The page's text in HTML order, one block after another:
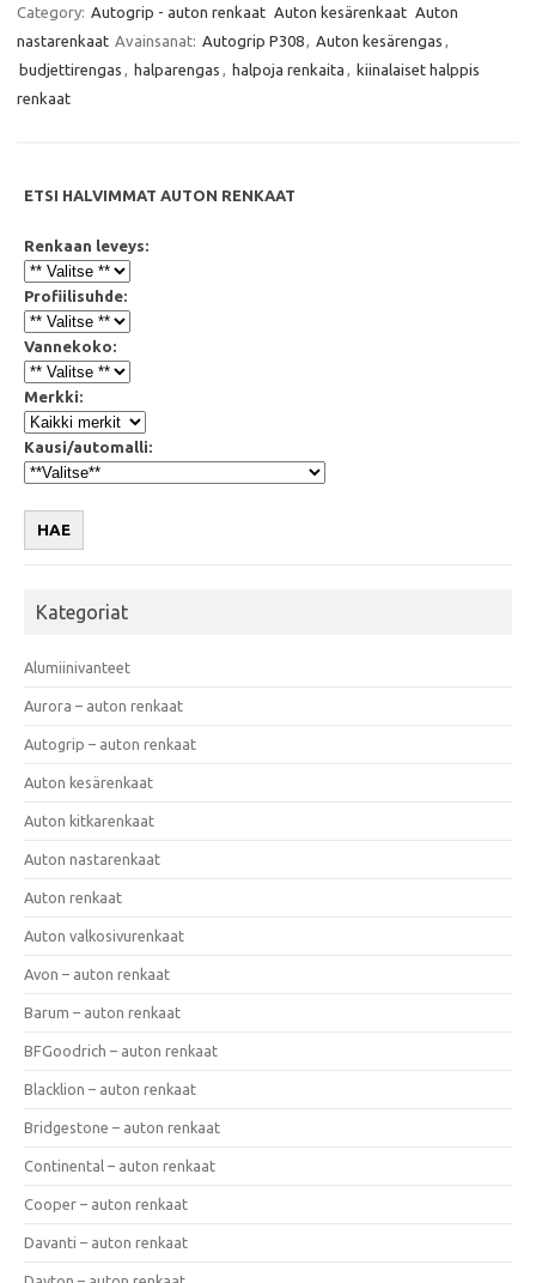
e
b
o
o
k
t
e
r
t
s
A
p
i
Category: Autogrip - auton renkaat Auton kesärenkaat Auton
nastarenkaat Avainsanat: Autogrip P308 Auton kesärengas
budjettirengas
halparengas halpoja renkaita
kiinalaiset halppis
renkaat
ETSI HALVIMMAT AUTON RENKAAT
Renkaan leveys:
Profiilisuhde:
Vannekoko:
Merkki:
Kausi/automalli:
HAE
Kategoriat
Alumiinivanteet
Aurora – auton renkaat
Autogrip – auton renkaat
Auton kesärenkaat
Auton kitkarenkaat
Auton nastarenkaat
Auton renkaat
Auton valkosivurenkaat
Avon – auton renkaat
Barum – auton renkaat
BFGoodrich – auton renkaat
Blacklion – auton renkaat
Bridgestone – auton renkaat
Continental – auton renkaat
Cooper – auton renkaat
Davanti – auton renkaat